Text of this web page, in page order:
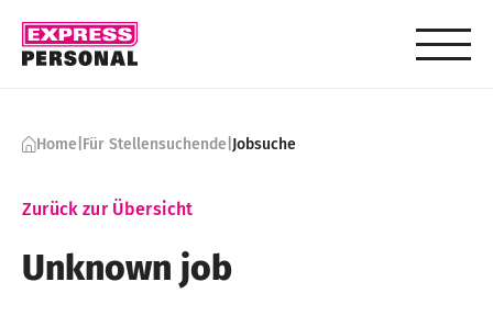
Home|Für Stellensuchende|Jobsuche
Zurück zur Übersicht
Unknown job